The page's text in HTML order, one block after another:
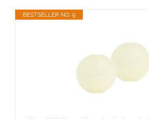
BESTSELLER NO. 9